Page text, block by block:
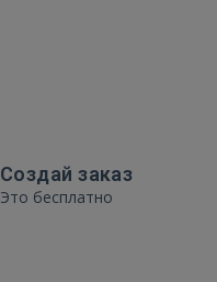
Создай заказ
Это бесплатно